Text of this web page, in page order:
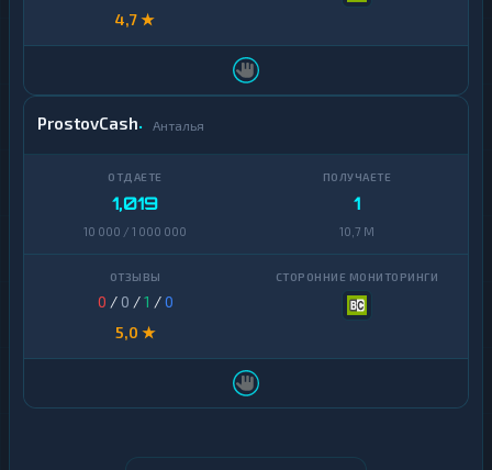
4,7 ★
ProstovCash Анталья
1,019
10 000 / 1 000 000
1
10,7 M
0 / 0 /1 /0
5,0 ★